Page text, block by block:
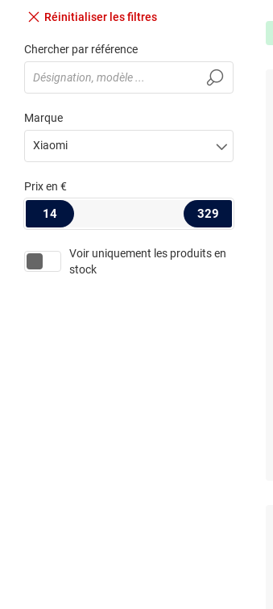
Réinitialiser les filtres
Chercher par référence
Marque
Xiaomi
Prixen €
14 329
Voir uniquement les produits en
stock